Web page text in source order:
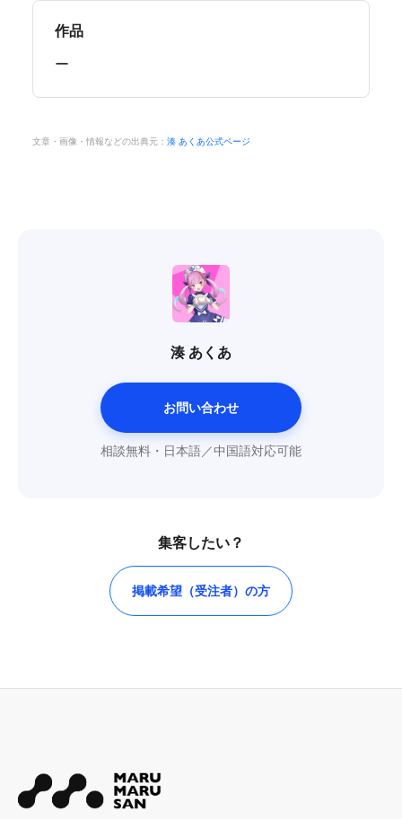
作品
ー
文章・画像・情報などの出典元： 湊 あくあ公式ページ
湊 あくあ
お問い合わせ
相談無料・日本語／中国語対応可能
集客したい？
掲載希望（受注者）の方